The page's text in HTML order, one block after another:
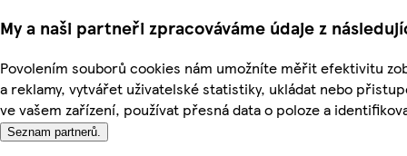
My a naši partneři zpracováváme údaje z
Povolením souborů cookies nám umožníte měřit efektivitu
a reklamy, vytvářet uživatelské statistiky, ukládat nebo
ve vašem zařízení, používat přesná data o poloze a
Seznam partnerů.